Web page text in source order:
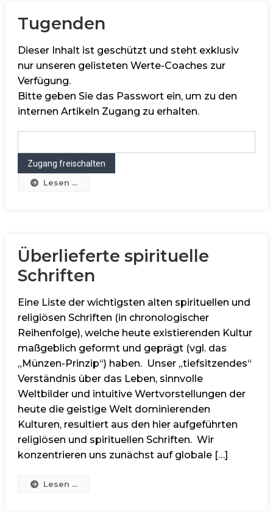
Tugenden
Dieser Inhalt ist geschützt und steht exklusiv
nur unseren gelisteten Werte-Coaches zur
Verfügung.
Bitte geben Sie das Passwort ein, um zu den
internen Artikeln Zugang zu erhalten.
Lesen ...
Überlieferte spirituelle
Schriften
Eine Liste der wichtigsten alten spirituellen und
religiösen Schriften (in chronologischer
Reihenfolge), welche heute existierenden Kultur
maßgeblich geformt und geprägt (vgl. das
„Münzen-Prinzip“) haben. Unser „tiefsitzendes“
Verständnis über das Leben, sinnvolle
Weltbilder und intuitive Wertvorstellungen der
heute die geistige Welt dominierenden
Kulturen, resultiert aus den hier aufgeführten
religiösen und spirituellen Schriften. Wir
konzentrieren uns zunächst auf globale […]
Lesen ...